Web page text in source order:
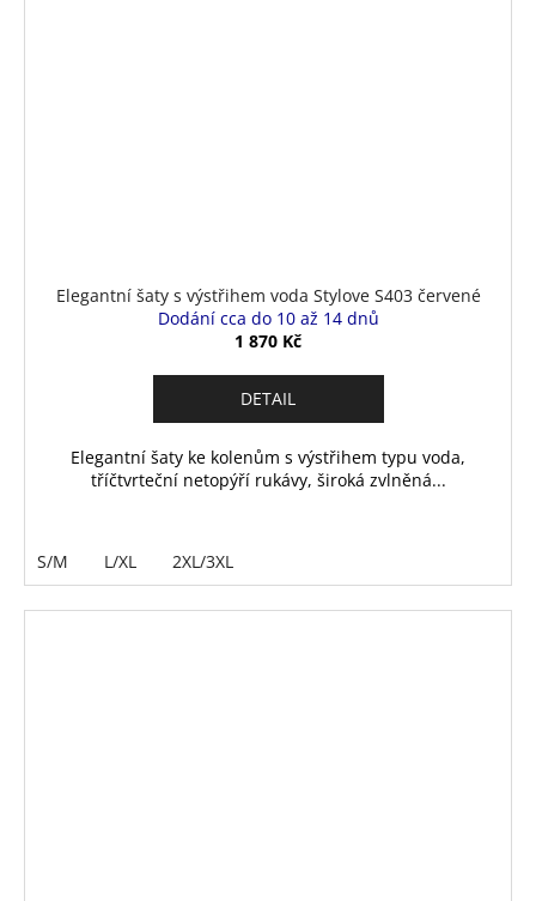
Elegantní šaty s výstřihem voda Stylove S403 červené
Dodání cca do 10 až 14 dnů
1 870 Kč
DETAIL
Elegantní šaty ke kolenům s výstřihem typu voda,
tříčtvrteční netopýří rukávy, široká zvlněná...
S/M L/XL 2XL/3XL